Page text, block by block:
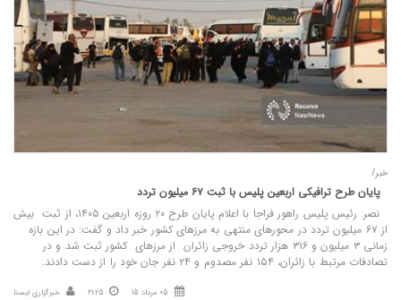
خبر/
پایان طرح ترافیکی اربعین پلیس با ثبت ۶۷ میلیون تردد
نصر: رئیس پلیس راهور فراجا با اعلام پایان طرح ۲۰ روزه اربعین ۱۴۰۵، از ثبت بیش
از ۶۷ میلیون تردد در محورهای منتهی به مرزهای کشور خبر داد و گفت: در این بازه
زمانی ۳ میلیون و ۳۱۶ هزار تردد خروجی زائران از مرزهای کشور ثبت شد و در
تصادفات مرتبط با زائران، ۱۵۴ نفر مصدوم و ۲۴ نفر جان خود را از دست دادند.
05 مرداد 15 21:25 خبرگزاری ایسنا